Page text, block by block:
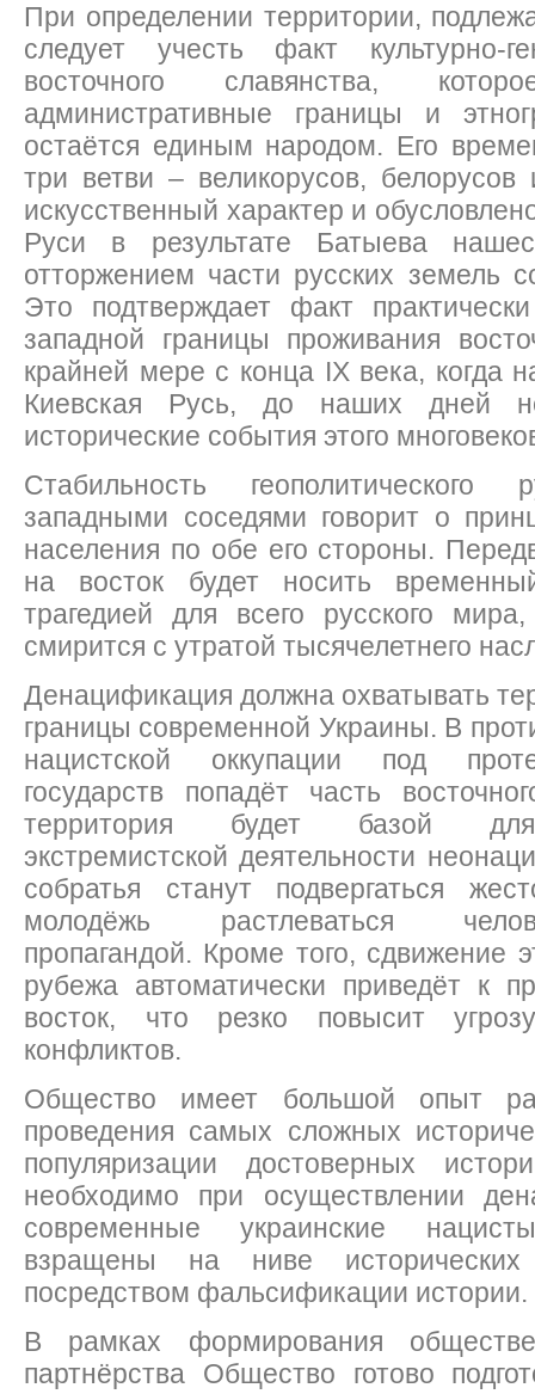
При определении территории,
следует учесть факт культурно-
восточного славянства,
административные границы и
остаётся единым народом. Его
три ветви – великорусов,
искусственный характер и
Руси в результате Батыева
отторжением части русских земель
Это подтверждает факт
западной границы проживания
крайней мере с конца IX века, когда
Киевская Русь, до наших дней
исторические события этого
Стабильность
западными соседями говорит о
населения по обе его стороны.
на восток будет носить
трагедией для всего русского
смирится с утратой тысячелетнего
Денацификация должна охватывать
границы современной Украины. В
нацистской оккупации под
государств попадёт часть
территория будет базой для
экстремистской деятельности
собратья станут подвергаться
молодёжь растлеваться
пропагандой. Кроме того, сдвижение
рубежа автоматически приведёт к
восток, что резко повысит
конфликтов.
Общество имеет большой опыт
проведения самых сложных
популяризации достоверных
необходимо при осуществлении
современные украинские
взращены на ниве
посредством фальсификации истории.
В рамках формирования
партнёрства Общество готово